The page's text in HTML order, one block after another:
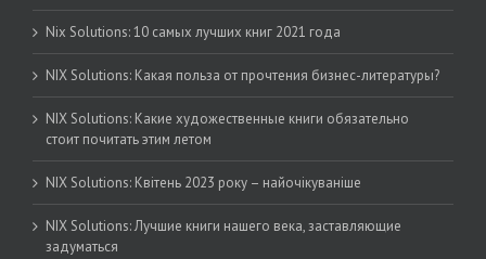
Nix Solutions: 10 самых лучших книг 2021 года
NIX Solutions: Какая польза от прочтения бизнес-литературы?
NIX Solutions: Какие художественные книги обязательно
стоит почитать этим летом
NIX Solutions: Квітень 2023 року – найочікуваніше
NIX Solutions: Лучшие книги нашего века, заставляющие
задуматься